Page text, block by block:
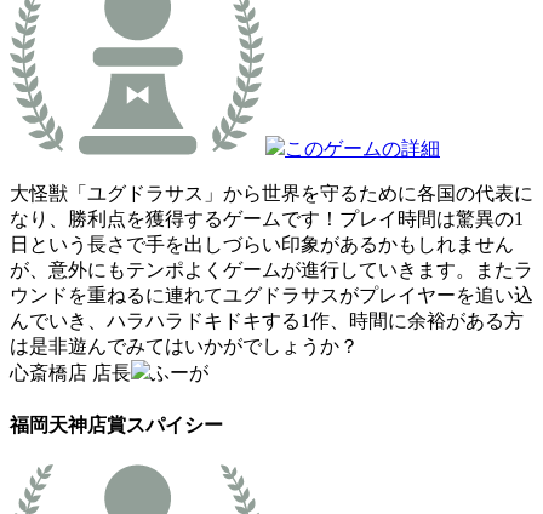
このゲームの詳細
大怪獣「ユグドラサス」から世界を守るために各国の代表に
なり、勝利点を獲得するゲームです！プレイ時間は驚異の1
日という長さで手を出しづらい印象があるかもしれません
が、意外にもテンポよくゲームが進行していきます。またラ
ウンドを重ねるに連れてユグドラサスがプレイヤーを追い込
んでいき、ハラハラドキドキする1作、時間に余裕がある方
は是非遊んでみてはいかがでしょうか？
心斎橋店 店長
ふーが
福岡天神店賞スパイシー